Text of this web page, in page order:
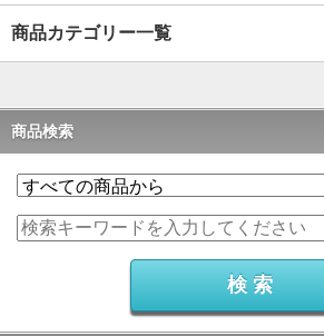
商品カテゴリー一覧
商品検索